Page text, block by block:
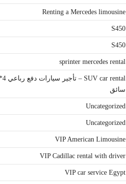
Renting a Mercedes limousine
S450
S450
sprinter mercedes rental
سائق
Uncategorized
Uncategorized
VIP American Limousine
VIP Cadillac rental with driver
VIP car service Egypt